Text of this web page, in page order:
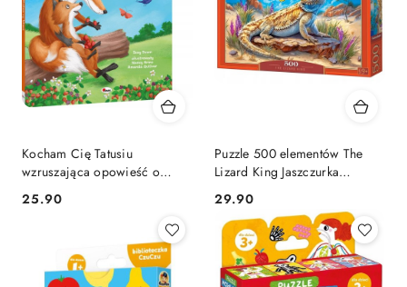
Kocham Cię Tatusiu
wzruszająca opowieść o
codziennym okazywaniu
uczuć
Cena:
25.90
Puzzle 500 elementów The
Lizard King Jaszczurka
Castorland
Cena:
29.90